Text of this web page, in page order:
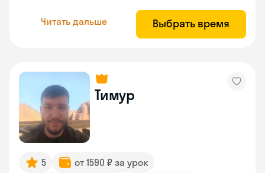
Читать дальше Выбрать время
Тимур
5
от 1590 ₽ за урок